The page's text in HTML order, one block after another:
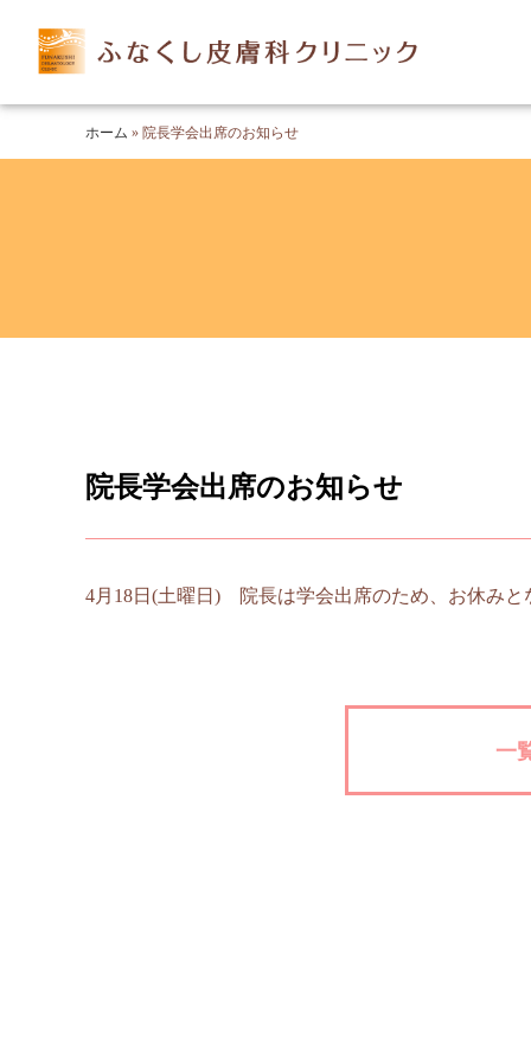
ホーム » 院長学会出席のお知らせ
院長学会出席のお知らせ
4月18日(土曜日) 院長は学会出席のため、お休み
一